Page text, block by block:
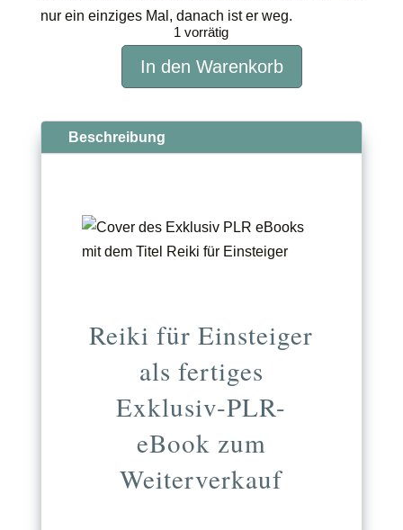
nur ein einziges Mal, danach ist er weg.
1 vorrätig
Reiki
Einsteiger
Menge
In den Warenkorb
Beschreibung
Reiki für Einsteiger
als fertiges
Exklusiv-PLR-
eBook zum
Weiterverkauf